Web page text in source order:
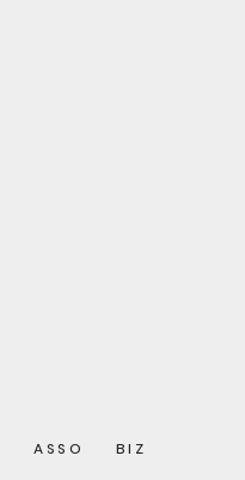
ASSO BIZ